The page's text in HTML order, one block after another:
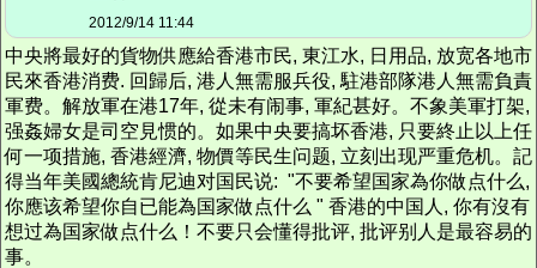
2012/9/14 11:44
中央將最好的貨物供應給香港市民, 東江水, 日用品, 放宽各地市
民來香港消费. 回歸后, 港人無需服兵役, 駐港部隊港人無需負責
軍费。解放軍在港17年, 從未有闹事, 軍紀甚好。不象美軍打架,
强姦婦女是司空見惯的。如果中央要搞坏香港, 只要終止以上任
何一项措施, 香港經濟, 物價等民生问题, 立刻出现严重危机。記
得当年美國總統肯尼迪对国民说: "不要希望国家為你做点什么,
你應该希望你自已能為国家做点什么 " 香港的中国人, 你有沒有
想过為国家做点什么！不要只会懂得批评, 批评别人是最容易的
事。